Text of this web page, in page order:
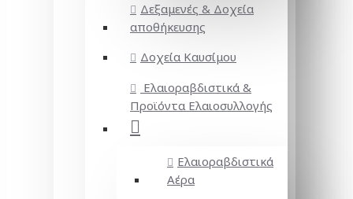
Δεξαμενές & Δοχεία
αποθήκευσης
Δοχεία Καυσίμου
Ελαιοραβδιστικά &
Προϊόντα Ελαιοσυλλογής
Ελαιοραβδιστικά
Αέρα